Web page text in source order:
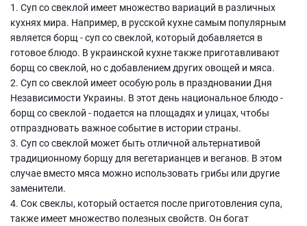
1. Суп со свеклой имеет множество вариаций в различных
кухнях мира. Например, в русской кухне самым популярным
является борщ - суп со свеклой, который добавляется в
готовое блюдо. В украинской кухне также приготавливают
борщ со свеклой, но с добавлением других овощей и мяса.
2. Суп со свеклой имеет особую роль в праздновании Дня
Независимости Украины. В этот день национальное блюдо -
борщ со свеклой - подается на площадях и улицах, чтобы
отпраздновать важное событие в истории страны.
3. Суп со свеклой может быть отличной альтернативой
традиционному борщу для вегетарианцев и веганов. В этом
случае вместо мяса можно использовать грибы или другие
заменители.
4. Сок свеклы, который остается после приготовления супа,
также имеет множество полезных свойств. Он богат